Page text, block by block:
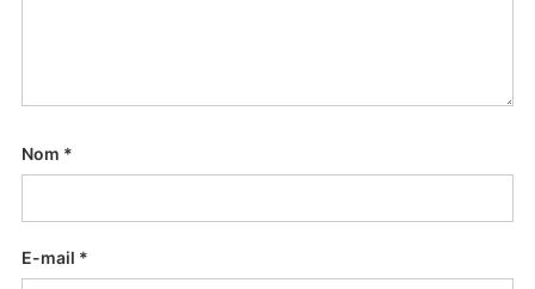
Nom *
E-mail *